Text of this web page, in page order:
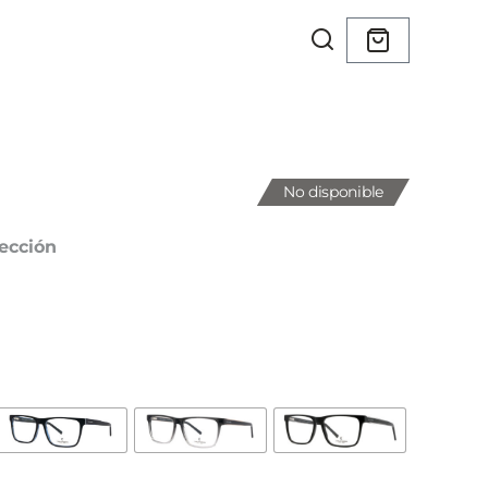
No disponible